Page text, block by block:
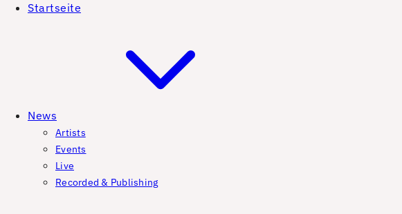
Startseite
News
Artists
Events
Live
Recorded & Publishing